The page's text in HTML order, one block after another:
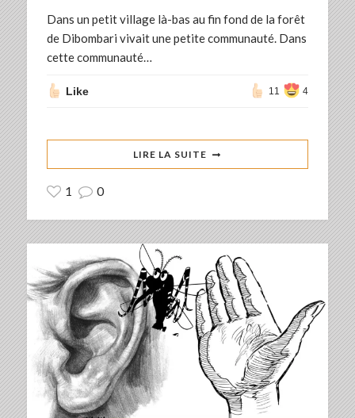
Dans un petit village là-bas au fin fond de la forêt
de Dibombari vivait une petite communauté. Dans
cette communauté…
Like 11 4
LIRE LA SUITE
1 0